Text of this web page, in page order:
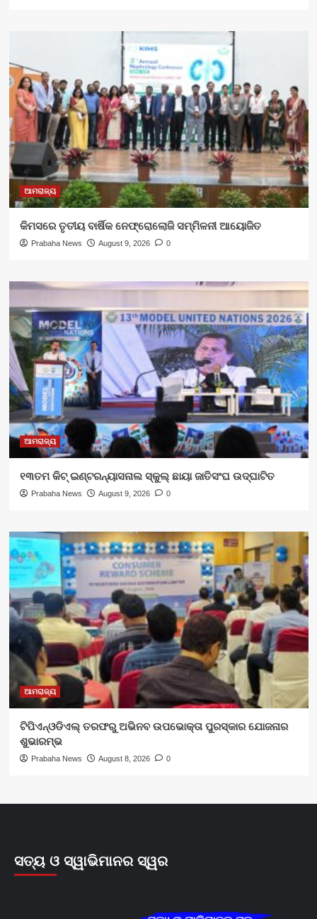
ଆମରାଜ୍ୟ
କିମସରେ ତୃତୀୟ ବାର୍ଷିକ ନେଫ୍ରୋଲୋଜି ସମ୍ମିଳନୀ ଆୟୋଜିତ
Prabaha News August 9, 2026 0
ଆମରାଜ୍ୟ
୧୩ତମ କିଟ୍ ଇଣ୍ଟରନ୍ୟାସନାଲ ସ୍କୁଲ୍ ଛାୟା ଜାତିସଂଘ ଉଦ୍‍ଘାଟିତ
Prabaha News August 9, 2026 0
ଆମରାଜ୍ୟ
ଟିପିଏନ୍‌ଓଡିଏଲ୍‌ ତରଫରୁ ଅଭିନବ ଉପଭୋକ୍ତା ପୁରସ୍କାର ଯୋଜନାର
ଶୁଭାରମ୍ଭ
Prabaha News August 8, 2026 0
ସତ୍ୟ ଓ ସ୍ୱାଭିମାନର ସ୍ୱର